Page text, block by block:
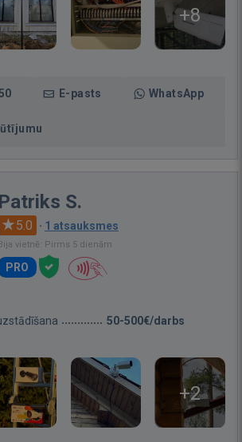
+8
E-pasts WhatsApp
Patriks S.
5.0 · 1 atsauksmes
vietnē: Pirms 5 dienām
PRO
50-500€/darbs
+2